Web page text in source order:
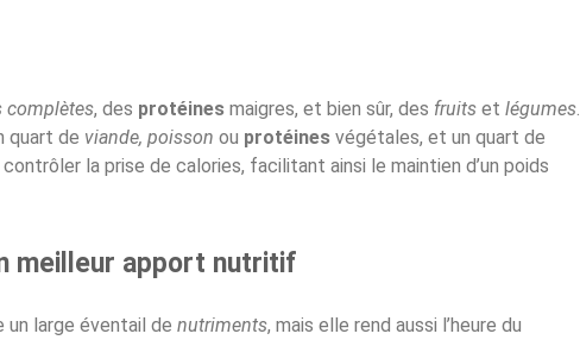
complètes, des protéines maigres, et bien sûr, des fruits et légumes.
quart de viande, poisson ou protéines végétales, et un quart de
la prise de calories, facilitant ainsi le maintien d’un poids
meilleur apport nutritif
un large éventail de nutriments, mais elle rend aussi l’heure du